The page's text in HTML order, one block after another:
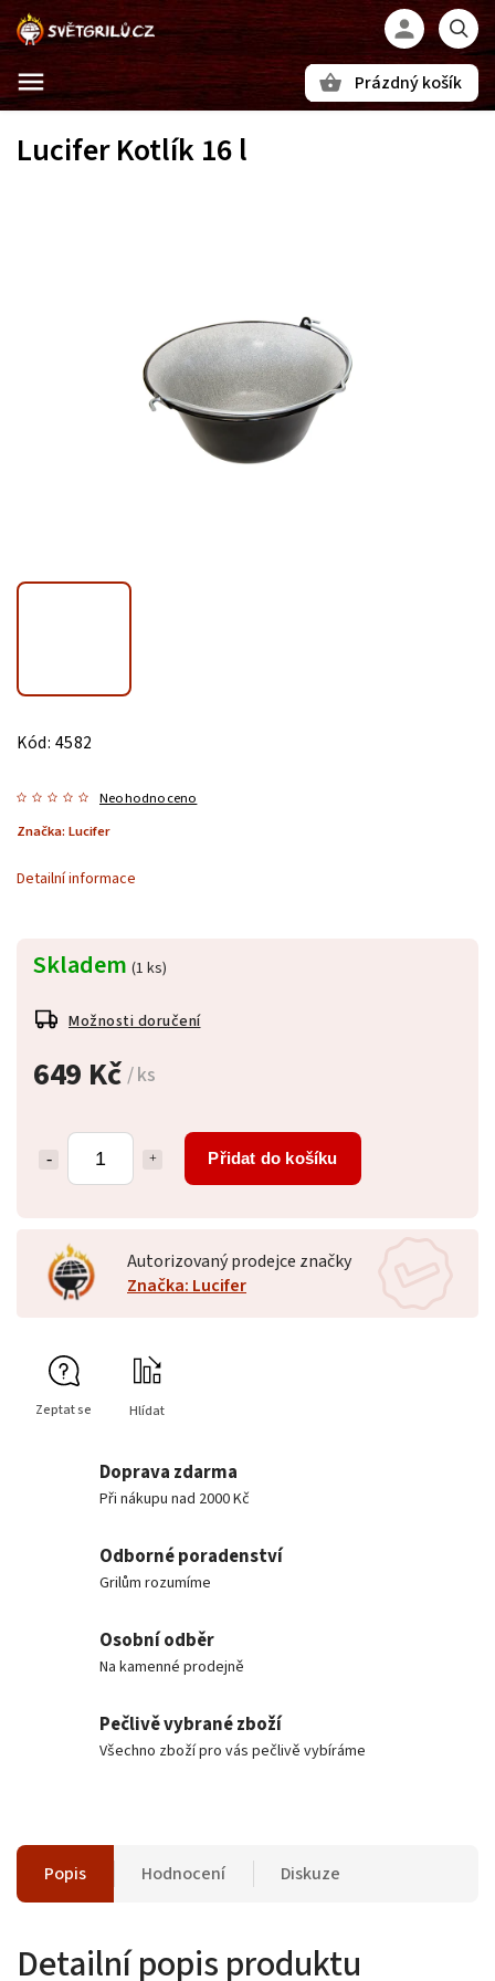
Prázdný košík
Lucifer Kotlík 16 l
Kód: 4582
Neohodnoceno
Značka: Lucifer
649 Kč / ks
Přidat do košíku
Skladem (1 ks)
Možnosti doručení
Detailní informace
Autorizovaný prodejce značky
Značka: Lucifer
Zeptat se Hlídat
Doprava zdarma
Při nákupu nad 2000 Kč
Odborné poradenství
Grilům rozumíme
Osobní odběr
Na kamenné prodejně
Pečlivě vybrané zboží
Všechno zboží pro vás pečlivě vybíráme
Popis Hodnocení Diskuze
Detailní popis produktu